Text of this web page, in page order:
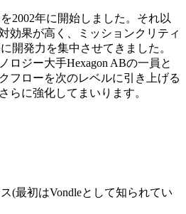
2002年に開始しました。それ以
効果が高く、ミッションクリティ
開発力を集中させてきました。
ロジー大手Hexagon ABの一員と
フローを次のレベルに引き上げる
らに強化してまいります。
(最初はVondleとして知られてい